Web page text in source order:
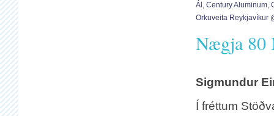
Ál , Century Aluminum,
Orkuveita Reykjavíkur
Nægja 80
Sigmundur
Í fréttum